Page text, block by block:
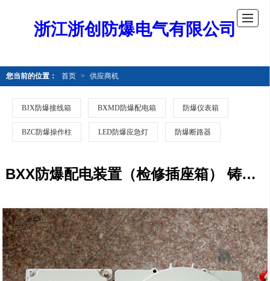
浙江浙创防爆电气有限公司
您当前的位置： 首页 > 供应商机
BJX防爆接线箱 BXMD防爆配电箱 防爆仪表箱
BZC防爆操作柱 LED防爆应急灯 防爆断路器
BXX防爆配电装置（检修插座箱） 铸铝材质